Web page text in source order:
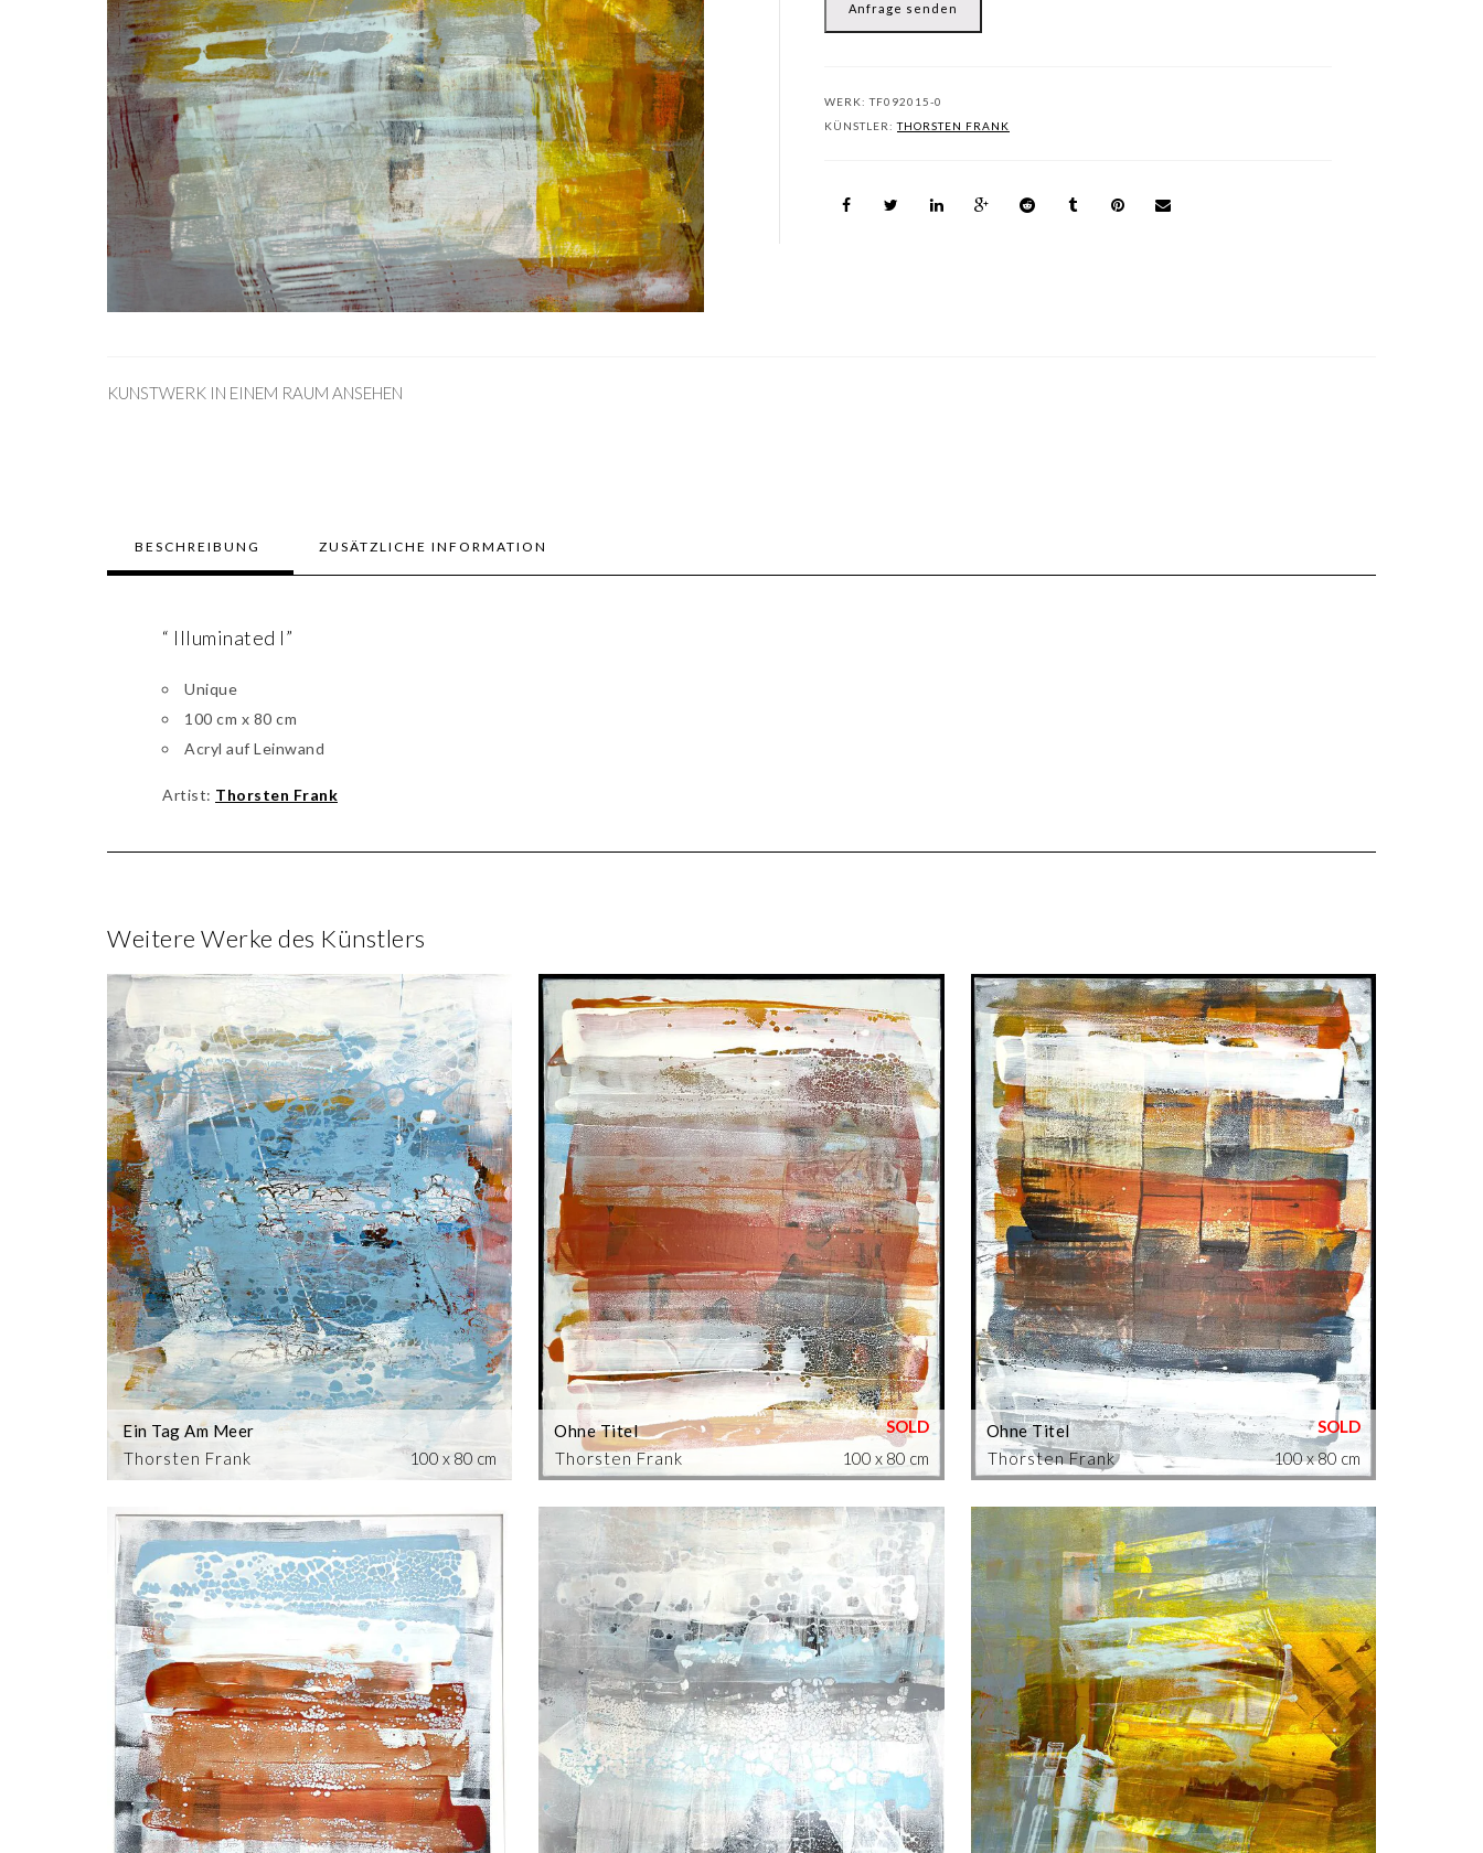
Anfrage senden
WERK:TF092015-0
KÜNSTLER:THORSTEN FRANK
KUNSTWERK IN EINEM RAUM ANSEHEN
BESCHREIBUNG ZUSÄTZLICHE INFORMATION
“ Illuminated I”
Unique
100 cm x 80 cm
Acryl auf Leinwand
Artist: Thorsten Frank
Weitere Werke des Künstlers
Thorsten Frank
Ein Tag Am Meer
100 x 80 cm
Thorsten Frank
Ohne Titel
100 x 80 cm
Thorsten Frank
Ohne Titel
100 x 80 cm